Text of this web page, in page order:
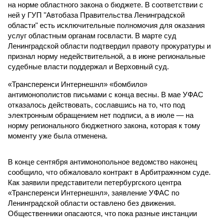
на норме областного закона о бюджете. В соответствии с
ней у ГУП "Автобаза Правительства Ленинградской
области" есть исключительные полномочия для оказания
услуг областным органам госвласти. В марте суд
Ленинградской области подтвердил правоту прокуратуры и
признал норму недействительной, а в июне региональные
судебные власти поддержал и Верховный суд.
«Трансперенси Интернешнл» «бомбило»
антимонополистов письмами с конца весны. В мае УФАС
отказалось действовать, сославшись на то, что под
электронным обращением нет подписи, а в июле — на
норму регионального бюджетного закона, которая к тому
моменту уже была отменена.
В конце сентября антимонопольное ведомство наконец
сообщило, что обжаловало контракт в Арбитражнном суде.
Как заявили представители петербургского центра
«Трансперенси Интернешнл», заявление УФАС по
Ленинградской области оставлено без движения.
Общественники опасаются, что пока разные инстанции